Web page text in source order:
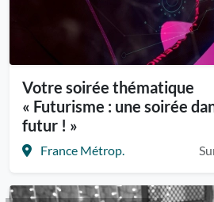
Votre soirée thématique
« Futurisme : une soirée
futur ! »
France Métrop.